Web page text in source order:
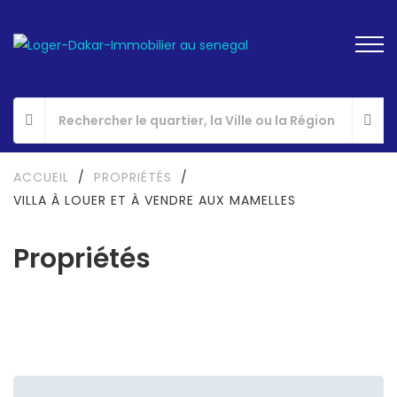
Propriétés
ACCUEIL / PROPRIÉTÉS
/
VILLA À LOUER ET À VENDRE AUX MAMELLES